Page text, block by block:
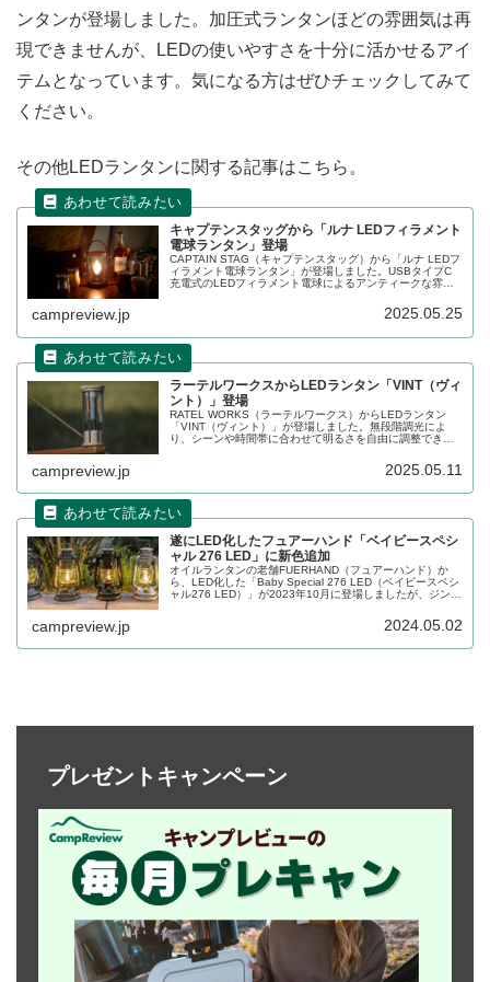
ンタンが登場しました。加圧式ランタンほどの雰囲気は再
現できませんが、LEDの使いやすさを十分に活かせるアイ
テムとなっています。気になる方はぜひチェックしてみて
ください。
その他LEDランタンに関する記事はこちら。
キャプテンスタッグから「ルナ LEDフィラメント
電球ランタン」登場
CAPTAIN STAG（キャプテンスタッグ）から「ルナ LEDフ
ィラメント電球ランタン」が登場しました。USBタイプC
充電式のLEDフィラメント電球によるアンティークな雰囲
campreview.jp 2025.05.25
ラーテルワークスからLEDランタン「VINT（ヴィ
ント）」登場
RATEL WORKS（ラーテルワークス）からLEDランタン
「VINT（ヴィント）」が登場しました。無段階調光によ
り、シーンや時間帯に合わせて明るさを自由に調整できる
や朝露、結露などの水気が気になるシーンでも安心して使
campreview.jp 2025.05.11
遂にLED化したフュアーハンド「ベイビースペシ
ャル 276 LED」に新色追加
オイルランタンの老舗FUERHAND（フュアーハンド）か
ら、LED化した「Baby Special 276 LED（ベイビースペシ
ャル276 LED）」が2023年10月に登場しましたが、ジンク
ークリングアイロンなど7色が追加されました。詳細をレビ
campreview.jp 2024.05.02
プレゼントキャンペーン